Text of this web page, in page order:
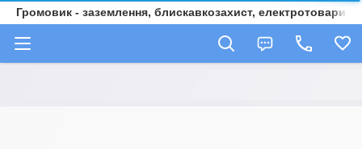
Громовик - заземлення, блискавкозахист, електротовари